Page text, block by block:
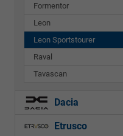
Formentor
Leon
Leon Sportstourer
Raval
Tavascan
Dacia
Etrusco